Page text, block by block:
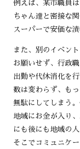
例えば、某市職員
ちゃん達と密接な
スーパーで安価な漬
また、別のイベン
お願いせず、行政
出勤や代休消化を
数は変わらず、も
無駄にしてしまう
地域にお金が入り
にも後にも地域の
そこでコミュニケ